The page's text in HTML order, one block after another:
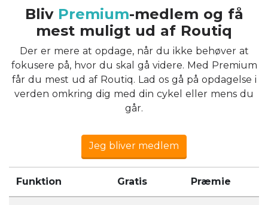
Bliv Premium-medlem og få
mest muligt ud af Routiq
Der er mere at opdage, når du ikke behøver at
fokusere på, hvor du skal gå videre. Med Premium
får du mest ud af Routiq. Lad os gå på opdagelse i
verden omkring dig med din cykel eller mens du
går.
Jeg bliver medlem
Funktion Gratis Præmie